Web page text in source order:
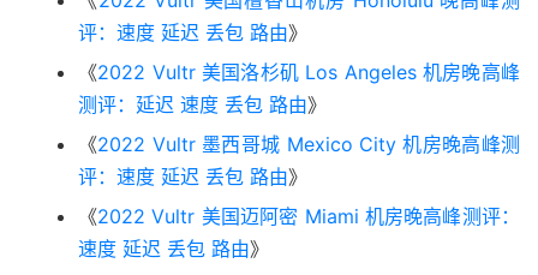
评：速度 延迟 丢包 路由》
《2022 Vultr 美国洛杉矶 Los Angeles 机房晚高峰
测评：延迟 速度 丢包 路由》
《2022 Vultr 墨西哥城 Mexico City 机房晚高峰测
评：速度 延迟 丢包 路由》
《2022 Vultr 美国迈阿密 Miami 机房晚高峰测评：
速度 延迟 丢包 路由》